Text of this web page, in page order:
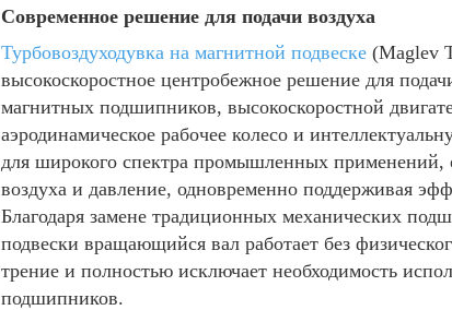
Современное решение для подачи воздуха
Турбовоздуходувка на магнитной подвеске (Maglev
высокоскоростное центробежное решение для
магнитных подшипников, высокоскоростной
аэродинамическое рабочее колесо и
для широкого спектра промышленных применений,
воздуха и давление, одновременно поддерживая
Благодаря замене традиционных механических
подвески вращающийся вал работает без
трение и полностью исключает необходимость
подшипников.